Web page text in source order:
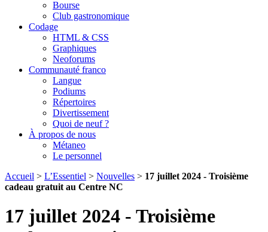
Bourse
Club gastronomique
Codage
HTML & CSS
Graphiques
Neoforums
Communauté franco
Langue
Podiums
Répertoires
Divertissement
Quoi de neuf ?
À propos de nous
Métaneo
Le personnel
Accueil > L’Essentiel > Nouvelles > 17 juillet 2024 - Troisième
cadeau gratuit au Centre NC
17 juillet 2024 - Troisième